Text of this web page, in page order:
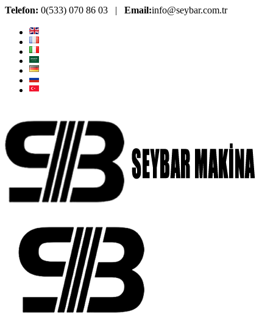
Telefon: 0(533) 070 86 03 | Email:info@seybar.com.tr